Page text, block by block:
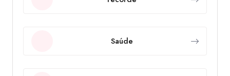
Saúde